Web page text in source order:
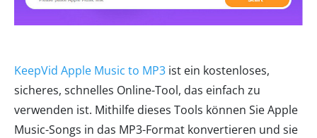
KeepVid Apple Music to MP3 ist ein kostenloses,
sicheres, schnelles Online-Tool, das einfach zu
verwenden ist. Mithilfe dieses Tools können Sie Apple
Music-Songs in das MP3-Format konvertieren und sie